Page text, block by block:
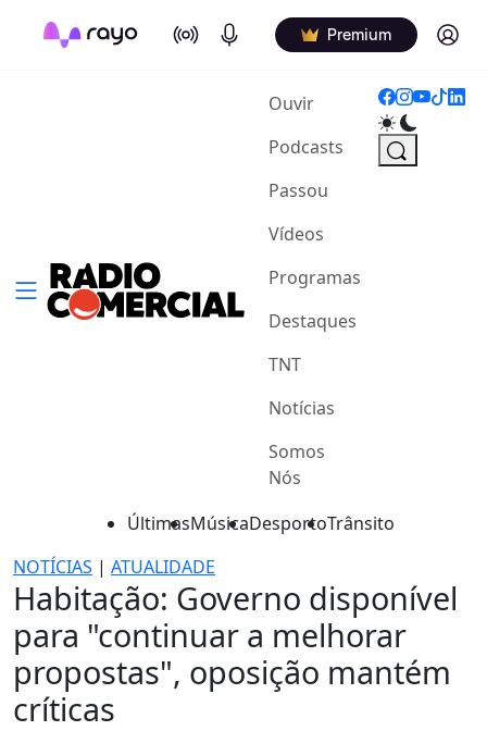
On Air Podcasts Premium Log in
Ouvir(current)
Podcasts
Passou
Vídeos
Programas
Destaques
TNT
Notícias
Somos
Nós
ÚltimasMúsicaDesportoTrânsito
NOTÍCIAS | ATUALIDADE
Habitação: Governo disponível
para "continuar a melhorar
propostas", oposição mantém
críticas